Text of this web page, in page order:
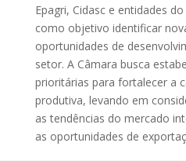
Epagri, Cidasc e entidades
como objetivo identificar
oportunidades de
setor. A Câmara busca
prioritárias para fortalecer a
produtiva, levando em
as tendências do mercado
as oportunidades de